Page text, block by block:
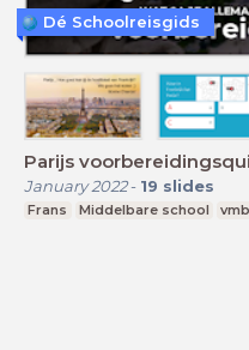
Parijs
January 2022- 19 slides
Frans Middelbare school
Dé Schoolreisgids